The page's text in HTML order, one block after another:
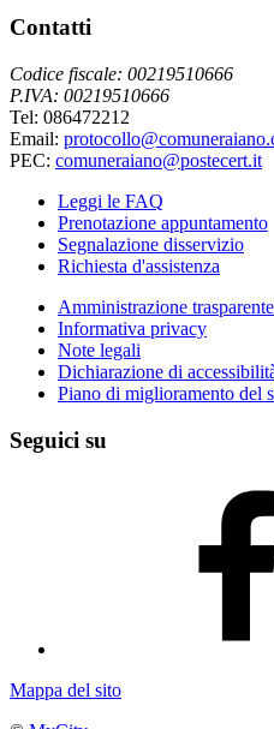
Contatti
Codice fiscale: 00219510666
P.IVA: 00219510666
Tel: 086472212
Email:
PEC: comuneraiano@postecert.it
Leggi le FAQ
Prenotazione appuntamento
Segnalazione disservizio
Richiesta d'assistenza
Amministrazione trasparente
Informativa privacy
Note legali
Dichiarazione di
Piano di miglioramento del
Seguici su
Mappa del sito